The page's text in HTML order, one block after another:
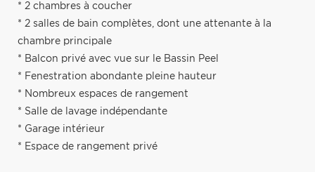
* 2 chambres à coucher
* 2 salles de bain complètes, dont une attenante à la
chambre principale
* Balcon privé avec vue sur le Bassin Peel
* Fenestration abondante pleine hauteur
* Nombreux espaces de rangement
* Salle de lavage indépendante
* Garage intérieur
* Espace de rangement privé